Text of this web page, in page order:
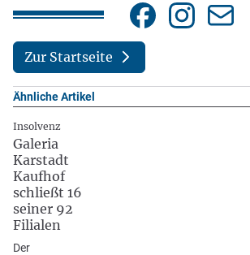
Zur Startseite
Ähnliche Artikel
Insolvenz
Galeria
Karstadt
Kaufhof
schließt 16
seiner 92
Filialen
Der